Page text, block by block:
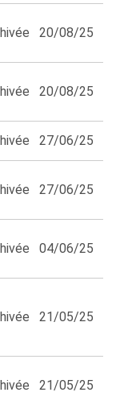
20/08/25
20/08/25
27/06/25
27/06/25
04/06/25
21/05/25
21/05/25